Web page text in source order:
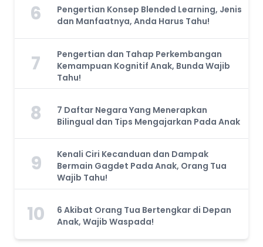
6
Pengertian Konsep Blended Learning, Jenis
dan Manfaatnya, Anda Harus Tahu!
7
Pengertian dan Tahap Perkembangan
Kemampuan Kognitif Anak, Bunda Wajib
Tahu!
8
7 Daftar Negara Yang Menerapkan
Bilingual dan Tips Mengajarkan Pada Anak
9
Kenali Ciri Kecanduan dan Dampak
Bermain Gagdet Pada Anak, Orang Tua
Wajib Tahu!
10
6 Akibat Orang Tua Bertengkar di Depan
Anak, Wajib Waspada!